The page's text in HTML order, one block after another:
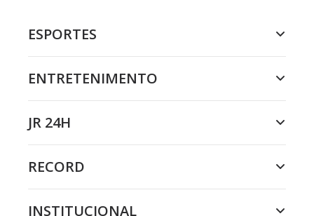
ESPORTES
ENTRETENIMENTO
JR 24H
RECORD
INSTITUCIONAL